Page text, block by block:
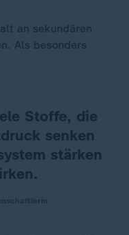
an sekundären
Als besonders
Stoffe, die
senken
stärken